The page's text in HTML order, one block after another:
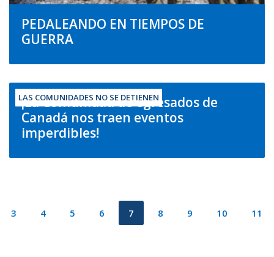
PEDALEANDO EN TIEMPOS DE
GUERRA
LAS COMUNIDADES NO SE DETIENEN
¡La Comunidad de egresados de
Canadá nos traen eventos
imperdibles!
3 4 5 6 7 8 9 10 11